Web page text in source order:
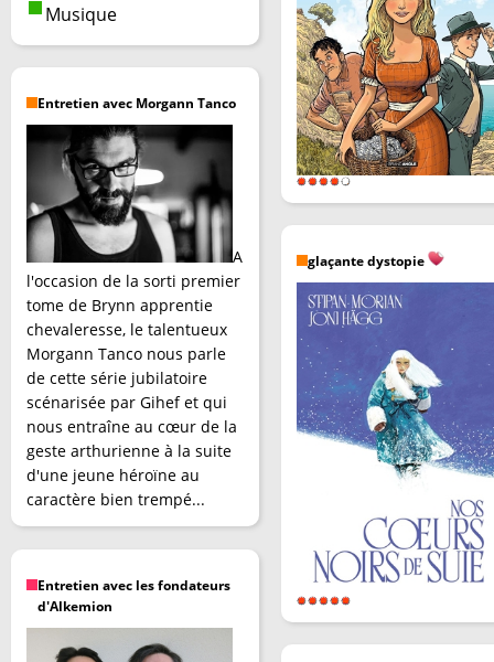
Musique
Entretien avec Morgann Tanco
A
l'occasion de la sorti premier
tome de Brynn apprentie
chevaleresse, le talentueux
Morgann Tanco nous parle
de cette série jubilatoire
scénarisée par Gihef et qui
nous entraîne au cœur de la
geste arthurienne à la suite
d'une jeune héroïne au
caractère bien trempé...
Entretien avec les fondateurs
d'Alkemion
glaçante dystopie